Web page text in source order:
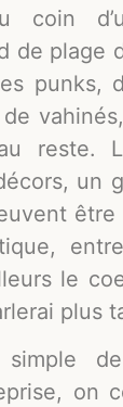
coin
de plage
punks,
vahinés,
reste.
un
être
le
plus
simple
on